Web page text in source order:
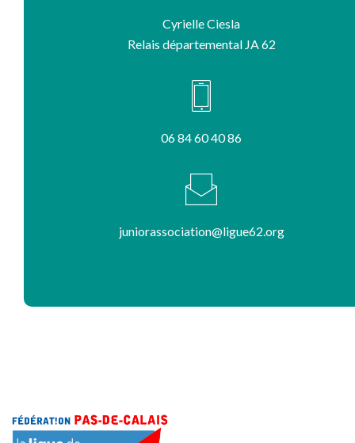
Cyrielle Ciesla
Relais départemental JA 62
06 84 60 40 86
juniorassociation@ligue62.org